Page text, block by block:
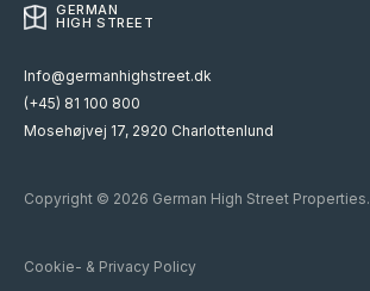
GERMAN
HIGH STREET
Info@germanhighstreet.dk
(+45) 81 100 800
Mosehøjvej 17, 2920 Charlottenlund
Copyright © 2026 German High Street Properties.
Cookie- & Privacy Policy